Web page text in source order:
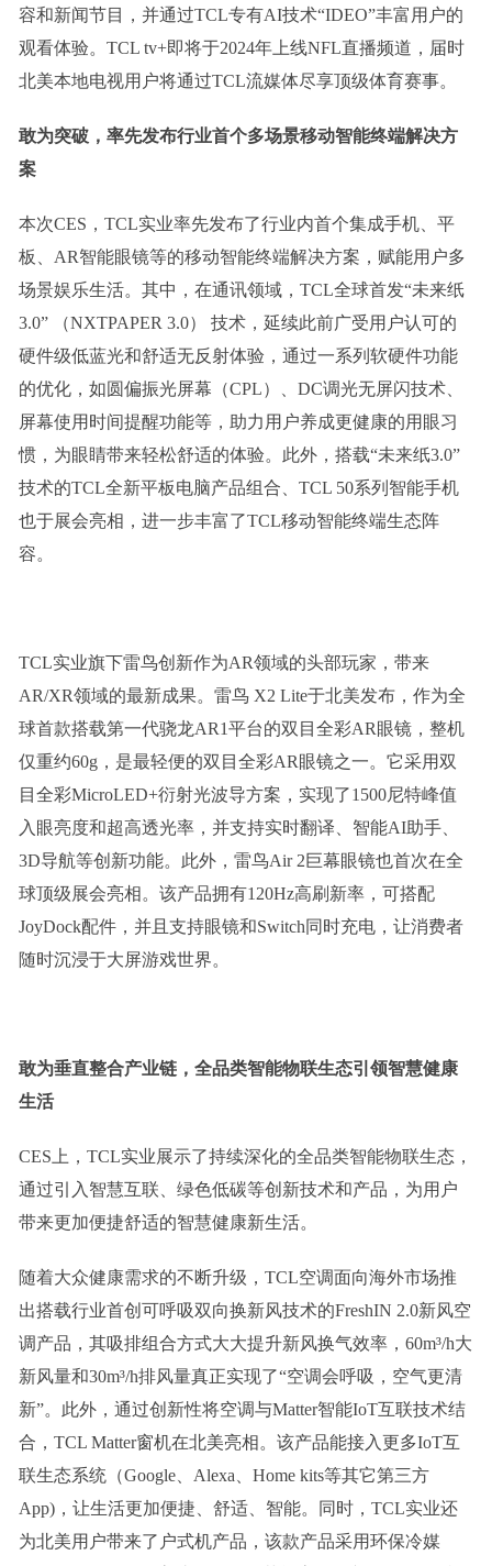
容和新闻节目，并通过TCL专有AI技术“IDEO”丰富用户的
观看体验。TCL tv+即将于2024年上线NFL直播频道，届时
北美本地电视用户将通过TCL流媒体尽享顶级体育赛事。
敢为突破，率先发布行业首个多场景移动智能终端解决方
案
本次CES，TCL实业率先发布了行业内首个集成手机、平
板、AR智能眼镜等的移动智能终端解决方案，赋能用户多
场景娱乐生活。其中，在通讯领域，TCL全球首发“未来纸
3.0” （NXTPAPER 3.0） 技术，延续此前广受用户认可的
硬件级低蓝光和舒适无反射体验，通过一系列软硬件功能
的优化，如圆偏振光屏幕（CPL）、DC调光无屏闪技术、
屏幕使用时间提醒功能等，助力用户养成更健康的用眼习
惯，为眼睛带来轻松舒适的体验。此外，搭载“未来纸3.0”
技术的TCL全新平板电脑产品组合、TCL 50系列智能手机
也于展会亮相，进一步丰富了TCL移动智能终端生态阵
容。
TCL实业旗下雷鸟创新作为AR领域的头部玩家，带来
AR/XR领域的最新成果。雷鸟 X2 Lite于北美发布，作为全
球首款搭载第一代骁龙AR1平台的双目全彩AR眼镜，整机
仅重约60g，是最轻便的双目全彩AR眼镜之一。它采用双
目全彩MicroLED+衍射光波导方案，实现了1500尼特峰值
入眼亮度和超高透光率，并支持实时翻译、智能AI助手、
3D导航等创新功能。此外，雷鸟Air 2巨幕眼镜也首次在全
球顶级展会亮相。该产品拥有120Hz高刷新率，可搭配
JoyDock配件，并且支持眼镜和Switch同时充电，让消费者
随时沉浸于大屏游戏世界。
敢为垂直整合产业链，全品类智能物联生态引领智慧健康
生活
CES上，TCL实业展示了持续深化的全品类智能物联生态，
通过引入智慧互联、绿色低碳等创新技术和产品，为用户
带来更加便捷舒适的智慧健康新生活。
随着大众健康需求的不断升级，TCL空调面向海外市场推
出搭载行业首创可呼吸双向换新风技术的FreshIN 2.0新风空
调产品，其吸排组合方式大大提升新风换气效率，60m³/h大
新风量和30m³/h排风量真正实现了“空调会呼吸，空气更清
新”。此外，通过创新性将空调与Matter智能IoT互联技术结
合，TCL Matter窗机在北美亮相。该产品能接入更多IoT互
联生态系统（Google、Alexa、Home kits等其它第三方
App)，让生活更加便捷、舒适、智能。同时，TCL实业还
为北美用户带来了户式机产品，该款产品采用环保冷媒